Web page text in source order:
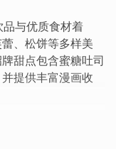
与优质食材着
、松饼等多样美
甜点包含蜜糖吐司
提供丰富漫画收